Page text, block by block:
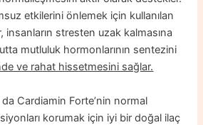
etkilerini önlemek için kullanılan
insanların stresten uzak kalmasına
mutluluk hormonlarının sentezini
ve rahat hissetmesini sağlar.
Cardiamin Forte’nin normal
korumak için iyi bir doğal ilaç